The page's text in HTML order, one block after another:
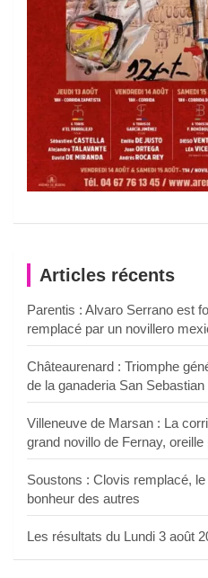
Articles récents
Parentis : Alvaro Serrano est
remplacé par un novillero
Châteaurenard : Triomphe
de la ganaderia San Sebastian
Villeneuve de Marsan : La
grand novillo de Fernay, oreille
Soustons : Clovis remplacé,
bonheur des autres
Les résultats du Lundi 3 août